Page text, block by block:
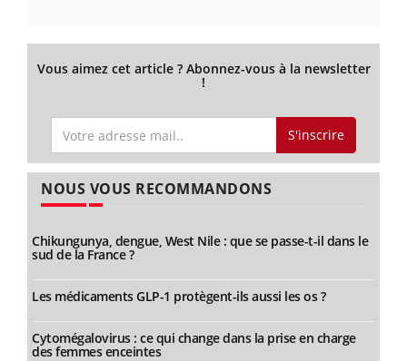
Vous aimez cet article ? Abonnez-vous à la newsletter
!
S'inscrire
NOUS VOUS RECOMMANDONS
Chikungunya, dengue, West Nile : que se passe-t-il dans le
sud de la France ?
Les médicaments GLP-1 protègent-ils aussi les os ?
Cytomégalovirus : ce qui change dans la prise en charge
des femmes enceintes